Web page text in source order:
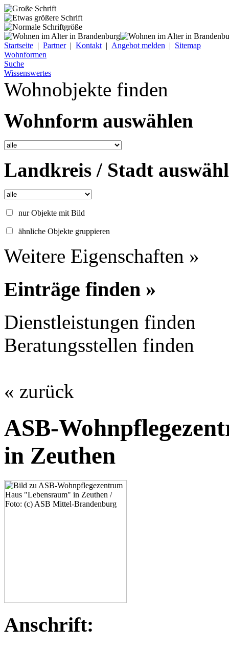
Startseite | Partner| Kontakt | Angebot melden | Sitemap
Wohnformen
Suche
Wissenswertes
Wohnobjekte finden
Wohnform auswählen
Landkreis / Stadt
nur Objekte mit Bild
ähnliche Objekte gruppieren
Weitere Eigenschaften »
Einträge finden »
Dienstleistungen finden
Beratungsstellen finden
« zurück
ASB-
in Zeuthen
Anschrift: